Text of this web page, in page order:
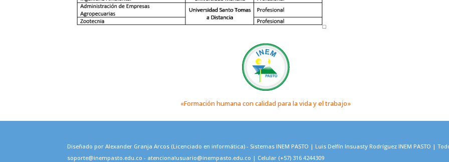
«Formación humana con calidad para la vida y el trabajo»
Diseñado por Alexander Granja Arcos (Licenciado en informática) - Sistemas INEM PASTO | Luis Delfín Insuasty Rodríguez INEM PASTO |
soporte@inempasto.edu.co - atencionalusuario@inempasto.edu.co | Celular (+57) 316 4244309